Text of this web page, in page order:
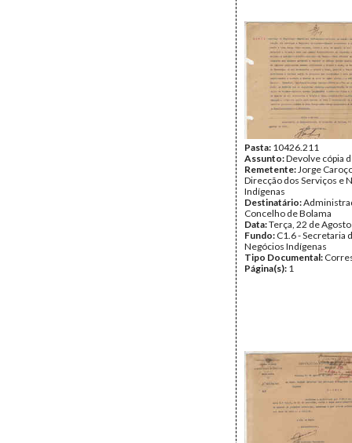
Pasta: 10426.211
Assunto:Devolve cópia
Remetente:Jorge
Direcção dos Serviços e
Indígenas
Destinatário:
Concelho de Bolama
Data:Terça, 22 de
Fundo: C1.6 - Secretaria
Negócios Indígenas
Tipo Documental:
Página(s): 1